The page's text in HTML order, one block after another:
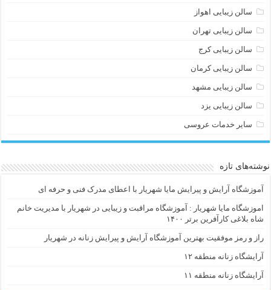
سالن زیبایی اهواز
سالن زیبایی تهران
سالن زیبایی کرج
سالن زیبایی کرمان
سالن زیبایی مشهد
سالن زیبایی یزد
سایر خدمات عروسی
نوشته‌های تازه
آموزشگاه آرایش و پیرایش مایا شهریار با اعطای مدرک فنی و حرفه ای
اموزشگاه مایا شهریار : آموزشگاه مراقبت و زیبایی در شهریار با مدیریت خانم
شاه بلاغی کارآفرین برتر ۱۴۰۰
راز و رمز موفقیت بهترین آموزشگاه آرایش و پیرایش زنانه در شهریار
آرایشگاه زنانه منطقه ۱۲
آرایشگاه زنانه منطقه ۱۱